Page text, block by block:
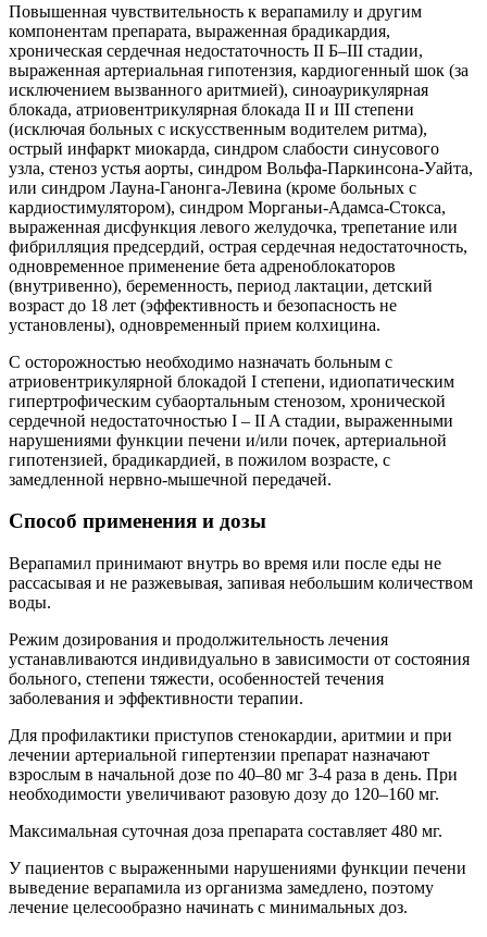
Повышенная чувствительность к верапамилу и другим
компонентам препарата, выраженная брадикардия,
хроническая сердечная недостаточность II Б–III стадии,
выраженная артериальная гипотензия, кардиогенный шок (за
исключением вызванного аритмией), синоаурикулярная
блокада, атриовентрикулярная блокада II и III степени
(исключая больных с искусственным водителем ритма),
острый инфаркт миокарда, синдром слабости синусового
узла, стеноз устья аорты, синдром Вольфа-Паркинсона-Уайта,
или синдром Лауна-Ганонга-Левина (кроме больных с
кардиостимулятором), синдром Морганьи-Адамса-Стокса,
выраженная дисфункция левого желудочка, трепетание или
фибрилляция предсердий, острая сердечная недостаточность,
одновременное применение бета адреноблокаторов
(внутривенно), беременность, период лактации, детский
возраст до 18 лет (эффективность и безопасность не
установлены), одновременный прием колхицина.
С осторожностью необходимо назначать больным с
атриовентрикулярной блокадой I степени, идиопатическим
гипертрофическим субаортальным стенозом, хронической
сердечной недостаточностью I – II A стадии, выраженными
нарушениями функции печени и/или почек, артериальной
гипотензией, брадикардией, в пожилом возрасте, с
замедленной нервно-мышечной передачей.
Способ применения и дозы
Верапамил принимают внутрь во время или после еды не
рассасывая и не разжевывая, запивая небольшим количеством
воды.
Режим дозирования и продолжительность лечения
устанавливаются индивидуально в зависимости от состояния
больного, степени тяжести, особенностей течения
заболевания и эффективности терапии.
Для профилактики приступов стенокардии, аритмии и при
лечении артериальной гипертензии препарат назначают
взрослым в начальной дозе по 40–80 мг 3-4 раза в день. При
необходимости увеличивают разовую дозу до 120–160 мг.
Максимальная суточная доза препарата составляет 480 мг.
У пациентов с выраженными нарушениями функции печени
выведение верапамила из организма замедлено, поэтому
лечение целесообразно начинать с минимальных доз.